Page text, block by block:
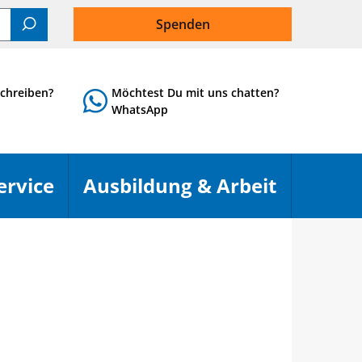
Suchen
Spenden
Möchtest Du mit uns chatten?
WhatsApp
Menü öffnen
Ausbildung & Arbeit